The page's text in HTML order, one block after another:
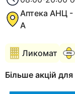
Аптека АНЦ
А
Ликомат
Більше акцій для